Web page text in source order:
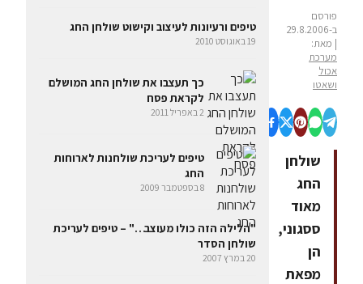
פורסם
ב-29.8.2006
| מאת:
מערכת
אכול
ושאטו
שולחן
החג
מאוד
ססגוני,
הן
מפאת
טיפים ורעיונות לעיצוב וקישוט שולחן החג
19 באוגוסט 2010
כך תעצבו את שולחן החג המושלם
לקראת פסח
2 באפריל 2011
טיפים לעריכת שולחנות לארוחות
החג
8 בספטמבר 2009
"הלילה הזה כולו מעוצב…" – טיפים לעריכת
שולחן הסדר
20 במרץ 2007